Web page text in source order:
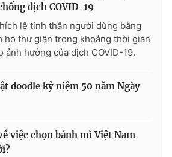
dịch COVID-19
lệ tinh thần người dùng bằng
họ thư giãn trong khoảng thời gian
ảnh hưởng của dịch COVID-19.
doodle kỷ niệm 50 năm Ngày
việc chọn bánh mì Việt Nam